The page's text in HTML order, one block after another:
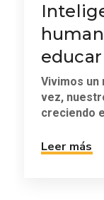
Vivimos
vez,
creciendo
Leer más